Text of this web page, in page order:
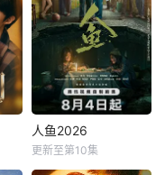
人鱼2026
更新至第10集